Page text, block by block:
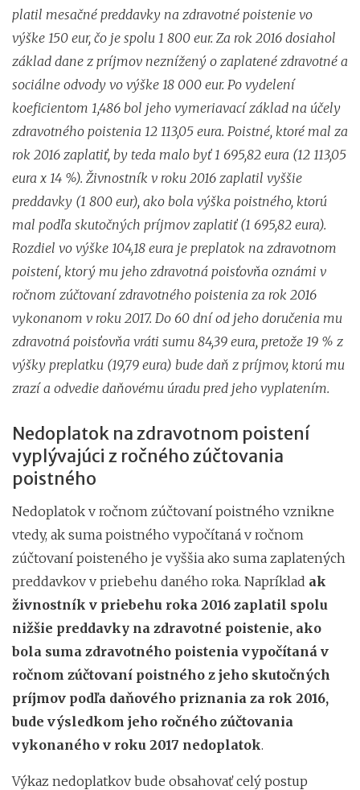
platil mesačné preddavky na zdravotné poistenie vo
výške 150 eur, čo je spolu 1 800 eur. Za rok 2016 dosiahol
základ dane z príjmov neznížený o zaplatené zdravotné a
sociálne odvody vo výške 18 000 eur. Po vydelení
koeficientom 1,486 bol jeho vymeriavací základ na účely
zdravotného poistenia 12 113,05 eura. Poistné, ktoré mal za
rok 2016 zaplatiť, by teda malo byť 1 695,82 eura (12 113,05
eura x 14 %). Živnostník v roku 2016 zaplatil vyššie
preddavky (1 800 eur), ako bola výška poistného, ktorú
mal podľa skutočných príjmov zaplatiť (1 695,82 eura).
Rozdiel vo výške 104,18 eura je preplatok na zdravotnom
poistení, ktorý mu jeho zdravotná poisťovňa oznámi v
ročnom zúčtovaní zdravotného poistenia za rok 2016
vykonanom v roku 2017. Do 60 dní od jeho doručenia mu
zdravotná poisťovňa vráti sumu 84,39 eura, pretože 19 % z
výšky preplatku (19,79 eura) bude daň z príjmov, ktorú mu
zrazí a odvedie daňovému úradu pred jeho vyplatením.
Nedoplatok na zdravotnom poistení
vyplývajúci z ročného zúčtovania
poistného
Nedoplatok v ročnom zúčtovaní poistného vznikne
vtedy, ak suma poistného vypočítaná v ročnom
zúčtovaní poisteného je vyššia ako suma zaplatených
preddavkov v priebehu daného roka. Napríklad ak
živnostník v priebehu roka 2016 zaplatil spolu
nižšie preddavky na zdravotné poistenie, ako
bola suma zdravotného poistenia vypočítaná v
ročnom zúčtovaní poistného z jeho skutočných
príjmov podľa daňového priznania za rok 2016,
bude výsledkom jeho ročného zúčtovania
vykonaného v roku 2017 nedoplatok.
Výkaz nedoplatkov bude obsahovať celý postup